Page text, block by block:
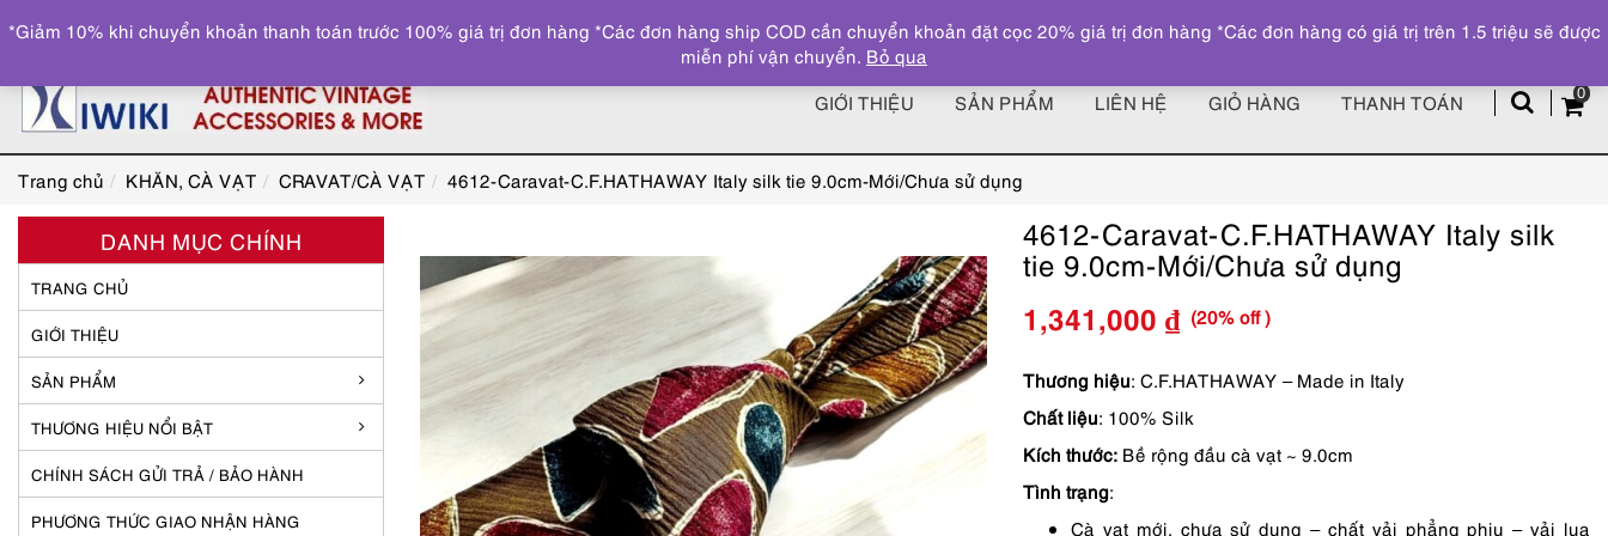
z
0
GIỚI THIỆU SẢN PHẨM LIÊN HỆ GIỎ HÀNG THANH TOÁN
Trang chủ KHĂN, CÀ VẠT CRAVAT/CÀ VẠT 4612-Caravat-C.F.HATHAWAY Italy silk tie 9.0cm-Mới/Chưa sử dụng
4612-Caravat-C.F.HATHAWAY Italy silk
tie 9.0cm-Mới/Chưa sử dụng
Giá
gốc
là:
1,690,000 ₫.
1,341,000 ₫
Giá
hiện
tại
là:
(20% off )
Thương hiệu: C.F.HATHAWAY – Made in Italy
Chất liệu: 100% Silk
Kích thước: Bề rộng đầu cà vạt ~ 9.0cm
Tình trạng:
Cà vạt mới, chưa sử dụng – chất vải phẳng phiu – vải lụa
DANH MỤC CHÍNH
TRANG CHỦ
GIỚI THIỆU
SẢN PHẨM
THƯƠNG HIỆU NỔI BẬT
CHÍNH SÁCH GỬI TRẢ / BẢO HÀNH
PHƯƠNG THỨC GIAO NHẬN HÀNG
*Giảm 10% khi chuyển khoản thanh toán trước 100% giá trị đơn hàng *Các đơn hàng ship COD cần chuyển khoản đặt cọc 20% giá trị đơn hàng *Các đơn hàng có giá trị trên 1.5 triệu sẽ được
miễn phí vận chuyển. Bỏ qua